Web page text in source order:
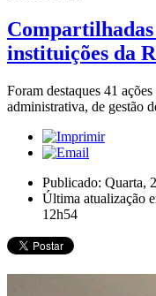
Compartilhadas
instituições da
Foram destaques 41
administrativa, de gestão
Publicado: Quarta,
Última atualização
12h54